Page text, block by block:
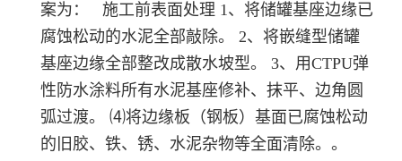
案为： 施工前表面处理 1、将储罐基座边缘已
腐蚀松动的水泥全部敲除。 2、将嵌缝型储罐
基座边缘全部整改成散水坡型。 3、用CTPU弹
性防水涂料所有水泥基座修补、抹平、边角圆
弧过渡。 ⑷将边缘板（钢板）基面已腐蚀松动
的旧胶、铁、锈、水泥杂物等全面清除。。